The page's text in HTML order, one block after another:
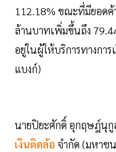
112.18% ขณะที่มียอดค้
ล้านบาทเพิ่มขึ้นถึง
อยู่ในผู้ให้บริการทางกา
แบงก์)
นายปิยะศักดิ์ อุกฤษฎ์นุกู
เงินติดล้อ จำกัด (มหาช